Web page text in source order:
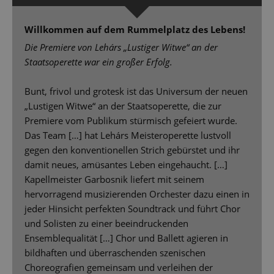
Willkommen auf dem Rummelplatz des Lebens!
Die Premiere von Lehárs „Lustiger Witwe“ an der
Staatsoperette war ein großer Erfolg.
Bunt, frivol und grotesk ist das Universum der neuen
„Lustigen Witwe“ an der Staatsoperette, die zur
Premiere vom Publikum stürmisch gefeiert wurde.
Das Team […] hat Lehárs Meisteroperette lustvoll
gegen den konventionellen Strich gebürstet und ihr
damit neues, amüsantes Leben eingehaucht. […]
Kapellmeister Garbosnik liefert mit seinem
hervorragend musizierenden Orchester dazu einen in
jeder Hinsicht perfekten Soundtrack und führt Chor
und Solisten zu einer beeindruckenden
Ensemblequalität […] Chor und Ballett agieren in
bildhaften und überraschenden szenischen
Choreografien gemeinsam und verleihen der